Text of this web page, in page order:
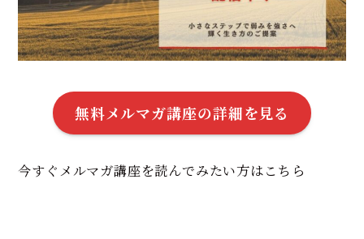
無料メルマガ講座の詳細を見る
今すぐメルマガ講座を読んでみたい方はこちら